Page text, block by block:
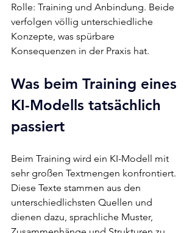
Rolle: Training und Anbindung. Beide
verfolgen völlig unterschiedliche
Konzepte, was spürbare
Konsequenzen in der Praxis hat.
Was beim Training eines
KI-Modells tatsächlich
passiert
Beim Training wird ein KI-Modell mit
sehr großen Textmengen konfrontiert.
Diese Texte stammen aus den
unterschiedlichsten Quellen und
dienen dazu, sprachliche Muster,